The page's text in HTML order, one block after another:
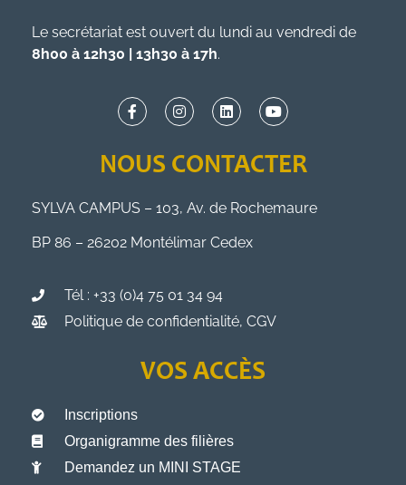
Le secrétariat est ouvert du lundi au vendredi de
8h00 à 12h30 | 13h30 à 17h.
NOUS CONTACTER
SYLVA CAMPUS – 103, Av. de Rochemaure
BP 86 – 26202 Montélimar Cedex
Tél : +33 (0)4 75 01 34 94
Politique de confidentialité, CGV
VOS ACCÈS
Inscriptions
Organigramme des filières
Demandez un MINI STAGE